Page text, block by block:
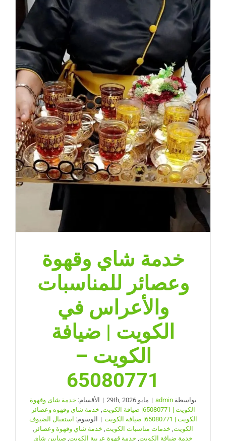
|
ضيافة
الكويت
–
65080771
مغلقة
خدمة شاي وقهوة
وعصائر للمناسبات
والأعراس في
الكويت | ضيافة
الكويت –
65080771
بواسطةadmin
| مايو 29th, 2026 | الأقسام: خدمة شاى وقهوة
الكويت | 65080771| ضيافة الكويت
, خدمة شاي وقهوه وعصائر
الكويت | 65080771| ضيافة الكويت
| الوسوم: استقبال الضيوف
الكويت, خدمات مناسبات الكويت, خدمة شاي وقهوة وعصائر ,
خدمة ضيافة الكويت, خدمة قهوة عربية الكويت, صبابين شاي